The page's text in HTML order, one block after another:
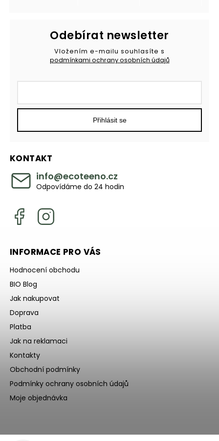
KONTAKT
info@ecoteeno.cz
Odpovídáme do 24 hodin
Odebírat newsletter
Vložením e-mailu souhlasíte s
podmínkami ochrany osobních údajů
Přihlásit se
INFORMACE PRO VÁS
Hodnocení obchodu
BIO Blog
Jak nakupovat
Doprava
Platba
Jak na reklamaci
Kontakty
Obchodní podmínky
Podmínky ochrany osobních údajů
Moje objednávka